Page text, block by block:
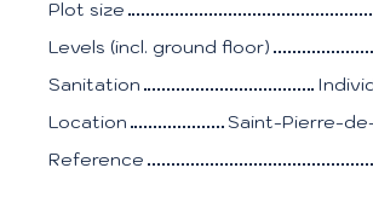
Plot size
Levels (incl. ground floor)
Sanitation
Location
Saint-Pierre-
Reference